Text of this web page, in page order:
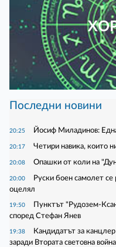
Последни новини
20:25 Йосиф Миладинов:
20:17 Четири навика, които
20:08 Опашки от коли на
20:00
Руски боен самолет
оцелял
19:50
Пунктът "Рудозем-
според Стефан Янев
19:38
Кандидатът за
заради Втората световна война